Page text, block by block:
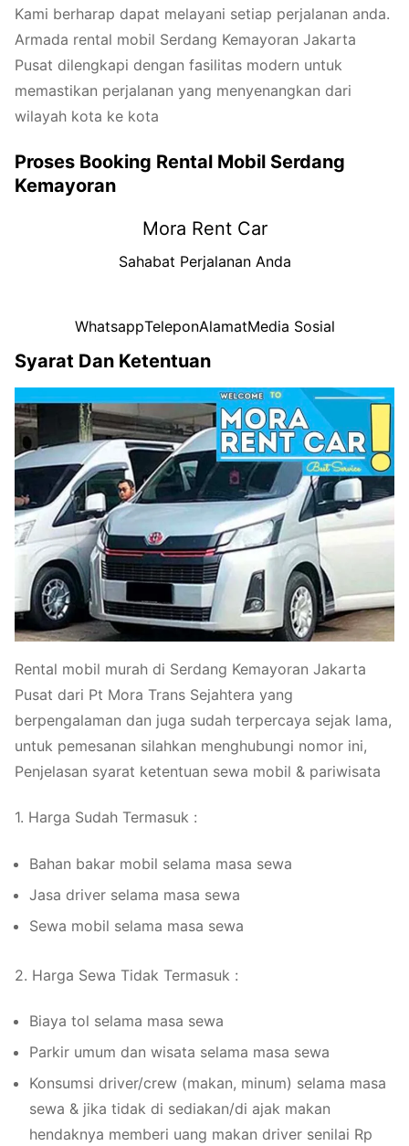
Kami berharap dapat melayani setiap perjalanan anda.
Armada rental mobil Serdang Kemayoran Jakarta
Pusat dilengkapi dengan fasilitas modern untuk
memastikan perjalanan yang menyenangkan dari
wilayah kota ke kota
Proses Booking Rental Mobil Serdang
Kemayoran
Mora Rent Car
Sahabat Perjalanan Anda
WhatsappTeleponAlamatMedia Sosial
Syarat Dan Ketentuan
Rental mobil murah di Serdang Kemayoran Jakarta
Pusat dari Pt Mora Trans Sejahtera yang
berpengalaman dan juga sudah terpercaya sejak lama,
untuk pemesanan silahkan menghubungi nomor ini,
Penjelasan syarat ketentuan sewa mobil & pariwisata
1. Harga Sudah Termasuk :
Bahan bakar mobil selama masa sewa
Jasa driver selama masa sewa
Sewa mobil selama masa sewa
2. Harga Sewa Tidak Termasuk :
Biaya tol selama masa sewa
Parkir umum dan wisata selama masa sewa
Konsumsi driver/crew (makan, minum) selama masa
sewa & jika tidak di sediakan/di ajak makan
hendaknya memberi uang makan driver senilai Rp